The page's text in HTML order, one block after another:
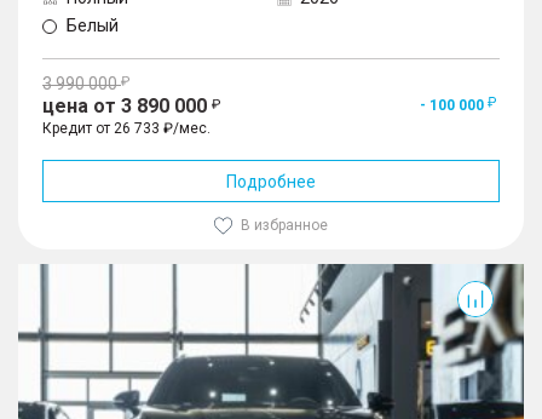
Белый
3 990 000
цена от 3 890 000
- 100 000
Кредит от 26 733 ₽/мес.
Подробнее
В избранное